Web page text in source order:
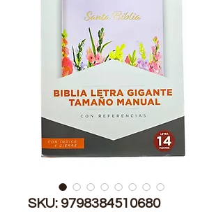
SKU: 9798384510680